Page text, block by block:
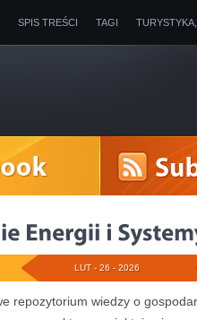
SPIS TREŚCI TAGI
LUT - 26 - 2026
repozytorium wiedzy o